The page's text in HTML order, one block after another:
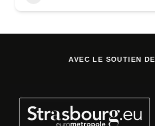
AVEC LE SOUTIEN DE